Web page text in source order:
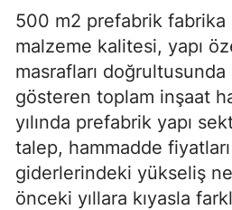
500 m2 prefabrik fabrika
malzeme kalitesi, yapı
masrafları
gösteren toplam inşaat
yılında prefabrik yapı
talep, hammadde
giderlerindeki yükseliş
önceki yıllara kıyasla